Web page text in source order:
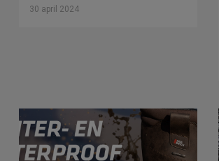
30 april 2024